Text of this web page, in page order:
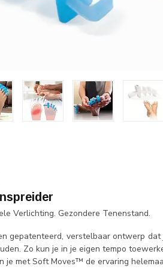
Verlichting. Gezondere Tenenstand.
gepatenteerd, verstelbaar ontwerp
Zo kun je in je eigen tempo
je met Soft Moves™ de ervaring